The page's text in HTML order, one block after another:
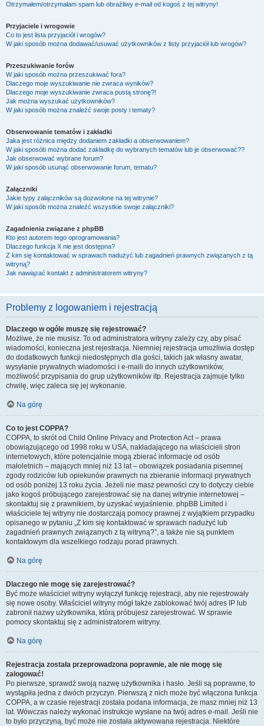
Otrzymałem/otrzymałam spam lub obraźliwy e-mail od kogoś z tej witryny!
Przyjaciele i wrogowie
Co to jest lista przyjaciół i wrogów?
W jaki sposób można dodawać/usuwać użytkowników z listy przyjaciół lub wrogów?
Przeszukiwanie forów
W jaki sposób można przeszukiwać fora?
Dlaczego moje wyszukiwanie nie zwraca wyników?
Dlaczego moje wyszukiwanie zwraca pustą stronę?!
Jak można wyszukać użytkowników?
W jaki sposób można znaleźć swoje posty i tematy?
Obserwowanie tematów i zakładki
Jaka jest różnica między dodaniem zakładki a obserwowaniem?
W jaki sposób można dodać zakładkę do wybranych tematów lub je obserwować??
Jak obserwować wybrane forum?
W jaki sposób usunąć obserwowanie forum, tematu?
Załączniki
Jakie typy załączników są dozwolone na tej witrynie?
W jaki sposób można znaleźć wszystkie swoje załączniki?
Zagadnienia związane z phpBB
Kto jest autorem tego oprogramowania?
Dlaczego funkcja X nie jest dostępna?
Z kim się kontaktować w sprawach nadużyć lub zagadnień prawnych związanych z tą
witryną?
Jak nawiązać kontakt z administratorem witryny?
Problemy z logowaniem i rejestracją
Dlaczego w ogóle muszę się rejestrować?
Możliwe, że nie musisz. To od administratora witryny zależy czy, aby pisać
wiadomości, konieczna jest rejestracja. Niemniej rejestracja umożliwia dostęp
do dodatkowych funkcji niedostępnych dla gości, takich jak własny awatar,
wysyłanie prywatnych wiadomości i e-maili do innych użytkowników,
możliwość przypisania do grup użytkowników itp. Rejestracja zajmuje tylko
chwilę, więc zaleca się jej wykonanie.
Na górę
Co to jest COPPA?
COPPA, to skrót od Child Online Privacy and Protection Act – prawa
obowiązującego od 1998 roku w USA, nakładającego na właścicieli stron
internetowych, które potencjalnie mogą zbierać informacje od osób
małoletnich – mających mniej niż 13 lat – obowiązek posiadania pisemnej
zgody rodziców lub opiekunów prawnych na zbieranie informacji prywatnych
od osób poniżej 13 roku życia. Jeżeli nie masz pewności czy to dotyczy ciebie
jako kogoś próbującego zarejestrować się na danej witrynie internetowej –
skontaktuj się z prawnikiem, by uzyskać wyjaśnienie. phpBB Limited i
właściciele tej witryny nie dostarczają pomocy prawnej z wyjątkiem przypadku
opisanego w pytaniu „Z kim się kontaktować w sprawach nadużyć lub
zagadnień prawnych związanych z tą witryną?”, a także nie są punktem
kontaktowym dla wszelkiego rodzaju porad prawnych.
Na górę
Dlaczego nie mogę się zarejestrować?
Być może właściciel witryny wyłączył funkcję rejestracji, aby nie rejestrowały
się nowe osoby. Właściciel witryny mógł także zablokować twój adres IP lub
zabronił nazwy użytkownika, którą próbujesz zarejestrować. W sprawie
pomocy skontaktuj się z administratorem witryny.
Na górę
Rejestracja została przeprowadzona poprawnie, ale nie mogę się
zalogować!
Po pierwsze, sprawdź swoją nazwę użytkownika i hasło. Jeśli są poprawne, to
wystąpiła jedna z dwóch przyczyn. Pierwszą z nich może być włączona funkcja
COPPA, a w czasie rejestracji została podana informacja, że masz mniej niż 13
lat. Wówczas należy wykonać instrukcje wysłane na twój adres e-mail. Jeśli nie
to było przyczyną, być może nie została aktywowana rejestracja. Niektóre